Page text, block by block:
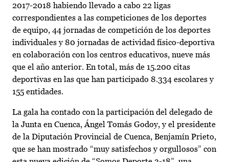
2017-2018 habiendo llevado a cabo 22 ligas
correspondientes a las competiciones de los deportes
de equipo, 44 jornadas de competición de los deportes
individuales y 80 jornadas de actividad físico-deportiva
en colaboración con los centros educativos, nueve más
que el año anterior. En total, más de 15.200 citas
deportivas en las que han participado 8.334 escolares y
155 entidades.
La gala ha contado con la participación del delegado de
la Junta en Cuenca, Ángel Tomás Godoy, y el presidente
de la Diputación Provincial de Cuenca, Benjamín Prieto,
que se han mostrado “muy satisfechos y orgullosos” con